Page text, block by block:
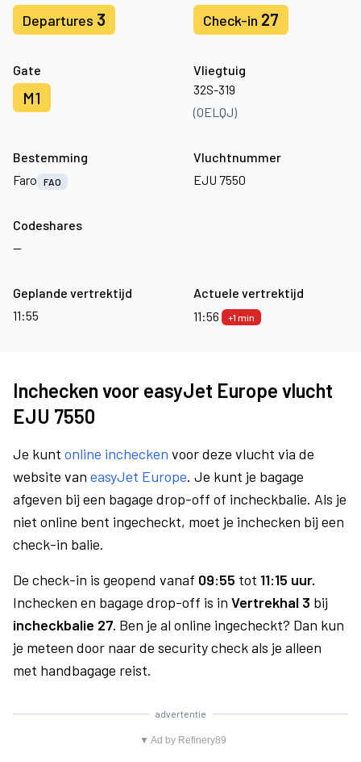
Departures 3 Check-in 27
Gate
M1
Vliegtuig
32S-319
(OELQJ)
Bestemming
Faro
FAO
Vluchtnummer
EJU 7550
Codeshares
—
Geplande vertrektijd
11:55
Actuele vertrektijd
11:56
+1 min
Inchecken voor easyJet Europe vlucht
EJU 7550
Je kunt online inchecken voor deze vlucht via de
website van easyJet Europe. Je kunt je bagage
afgeven bij een bagage drop-off of incheckbalie. Als je
niet online bent ingecheckt, moet je inchecken bij een
check-in balie.
De check-in is geopend vanaf 09:55 tot 11:15 uur.
Inchecken en bagage drop-off is in Vertrekhal 3 bij
incheckbalie 27. Ben je al online ingecheckt? Dan kun
je meteen door naar de security check als je alleen
met handbagage reist.
advertentie
▼ Ad by Refinery89